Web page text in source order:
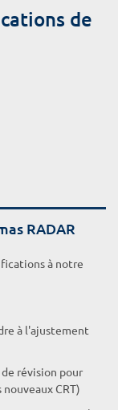
de
RADAR
à notre
à l'ajustement
révision pour
CRT)